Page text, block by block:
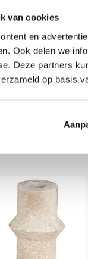
van cookies
en
Ook delen we
Deze partners
op basis
Ambacon
in de showroom